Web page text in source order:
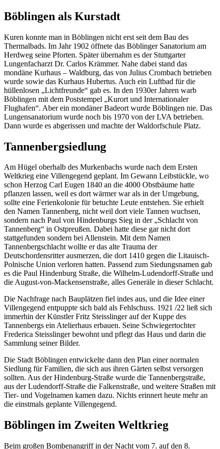
Böblingen als Kurstadt
Kuren konnte man in Böblingen nicht erst seit dem Bau des
Thermalbads. Im Jahr 1902 öffnete das Böblinger Sanatorium am
Herdweg seine Pforten. Später übernahm es der Stuttgarter
Lungenfacharzt Dr. Carlos Krämmer. Nahe dabei stand das
mondäne Kurhaus – Waldburg, das von Julius Crombach betrieben
wurde sowie das Kurhaus Hubertus. Auch ein Luftbad für die
hüllenlosen „Lichtfreunde“ gab es. In den 1930er Jahren warb
Böblingen mit dem Poststempel „Kurort und Internationaler
Flughafen“. Aber ein mondäner Badeort wurde Böblingen nie. Das
Lungensanatorium wurde noch bis 1970 von der LVA betrieben.
Dann wurde es abgerissen und machte der Waldorfschule Platz.
Tannenbergsiedlung
Am Hügel oberhalb des Murkenbachs wurde nach dem Ersten
Weltkrieg eine Villengegend geplant. Im Gewann Leibstückle, wo
schon Herzog Carl Eugen 1840 an die 4000 Obstbäume hatte
pflanzen lassen, weil es dort wärmer war als in der Umgebung,
sollte eine Ferienkolonie für betuchte Leute entstehen. Sie erhielt
den Namen Tannenberg, nicht weil dort viele Tannen wuchsen,
sondern nach Paul von Hindenburgs Sieg in der „Schlacht von
Tannenberg“ in Ostpreußen. Dabei hatte diese gar nicht dort
stattgefunden sondern bei Allenstein. Mit dem Namen
Tannenbergschlacht wollte er das alte Trauma der
Deutschordensritter ausmerzen, die dort 1410 gegen die Litauisch-
Polnische Union verloren hatten. Passend zum Siedungsnamen gab
es die Paul Hindenburg Straße, die Wilhelm-Ludendorff-Straße und
die August-von-Mackensenstraße, alles Generäle in dieser Schlacht.
Die Nachfrage nach Bauplätzen fiel indes aus, und die Idee einer
Villengegend entpuppte sich bald als Fehlschuss. 1921 /22 ließ sich
immerhin der Künstler Fritz Steisslinger auf der Kuppe des
Tannenbergs ein Atelierhaus erbauen. Seine Schwiegertochter
Frederica Steisslinger bewohnt und pflegt das Haus und darin die
Sammlung seiner Bilder.
Die Stadt Böblingen entwickelte dann den Plan einer normalen
Siedlung für Familien, die sich aus ihren Gärten selbst versorgen
sollten. Aus der Hindenburg-Straße wurde die Tannenbergstraße,
aus der Ludendorff-Straße die Falkenstraße, und weitere Straßen mit
Tier- und Vogelnamen kamen dazu. Nichts erinnert heute mehr an
die einstmals geplante Villengegend.
Böblingen im Zweiten Weltkrieg
Beim großen Bombenangriff in der Nacht vom 7. auf den 8.